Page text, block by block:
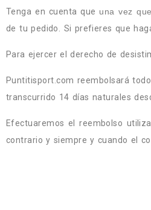
Tenga en cuenta que una vez
de tu pedido. Si prefieres que
Para ejercer el derecho de
Puntitisport.com reembolsará
transcurrido 14 días naturales
Efectuaremos el reembolso
contrario y siempre y cuando el